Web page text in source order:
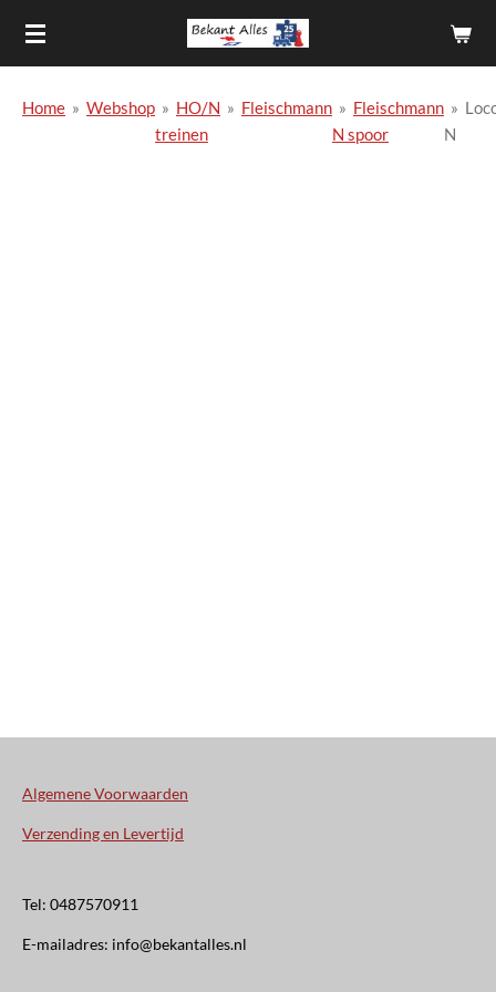
Ga
direct
deHome » Webshop » HO/N
treinen
» Fleischmann » Fleischmann
N spoor
»
N
Algemene Voorwaarden
Verzending en Levertijd
Tel: 0487570911
E-mailadres: info@bekantalles.nl